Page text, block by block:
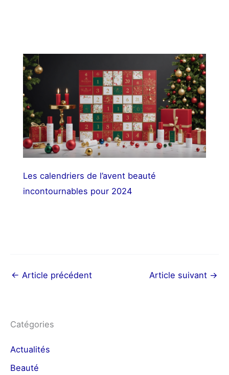
Les calendriers de l’avent beauté
incontournables pour 2024
← Article précédent Article suivant →
Catégories
Actualités
Beauté